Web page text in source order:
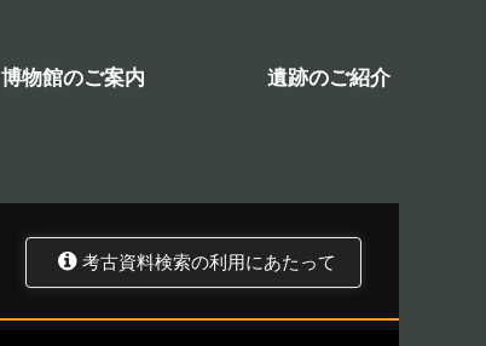
博物館のご案内 遺跡のご紹介
トップ 資料データベース 考古資料検索
考古資料検索の利用にあたって